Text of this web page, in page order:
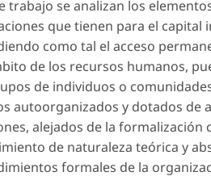
trabajo se analizan los
que tienen para el
como tal el acceso
de los recursos humanos,
de individuos o
autoorganizados y dotados
alejados de la
de naturaleza teórica y
formales de la